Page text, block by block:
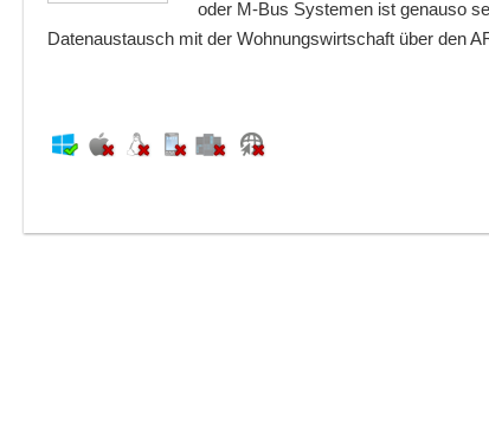
oder M-Bus Systemen ist genauso
Datenaustausch mit der Wohnungswirtschaft über den